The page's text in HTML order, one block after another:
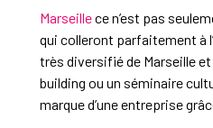
Marseillece n’est pas
qui colleront parfaitement à
très diversifié de Marseille
building ou un séminaire
marque d’une entreprise